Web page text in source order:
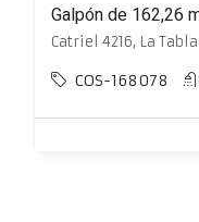
Catriel 4216, La
COS-168078